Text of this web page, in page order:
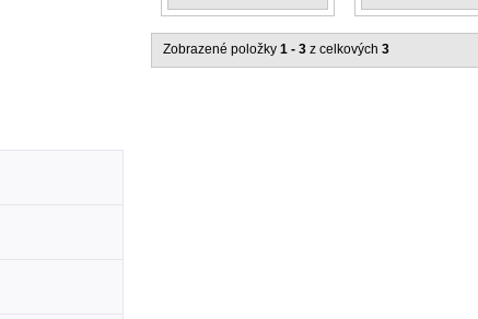
Zobrazené položky 1 - 3 z celkových 3